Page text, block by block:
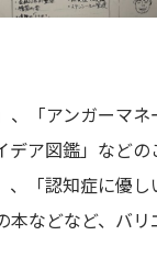
「アンガーマ
ア図鑑」など
、「認知症に優
などなど、バ